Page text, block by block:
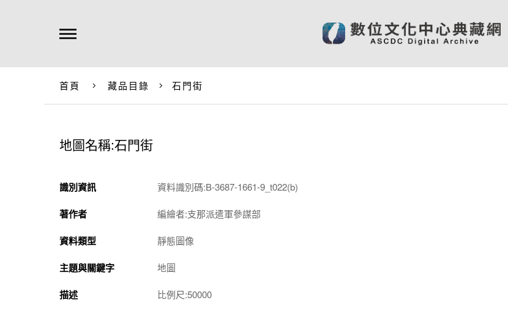
首頁 藏品目錄 石門街
地圖名稱:石門街
識別資訊 資料識別碼:B-3687-1661-9_t022(b)
著作者 編繪者:支那派遣軍參謀部
資料類型 靜態圖像
主題與關鍵字 地圖
描述 比例尺:50000